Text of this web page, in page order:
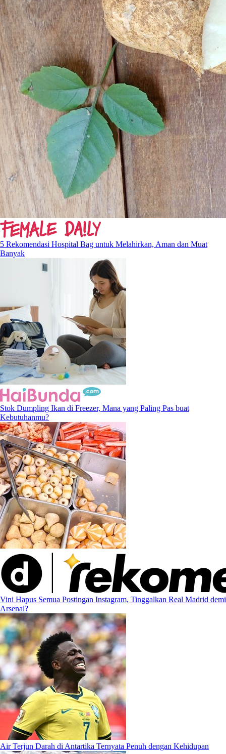
5 Rekomendasi Hospital Bag untuk Melahirkan, Aman dan Muat
Banyak
Stok Dumpling Ikan di Freezer, Mana yang Paling Pas buat
Kebutuhanmu?
Vini Hapus Semua Postingan Instagram, Tinggalkan Real Madrid demi
Arsenal?
Air Terjun Darah di Antartika Ternyata Penuh dengan Kehidupan